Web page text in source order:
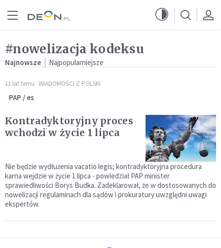
#nowelizacja kodeksu
Najnowsze Najpopularniejsze
11 lat temu WIADOMOŚCI Z POLSKI
PAP / es
Kontradyktoryjny proces
wchodzi w życie 1 lipca
Nie będzie wydłużenia vacatio legis; kontradyktoryjna procedura
karna wejdzie w życie 1 lipca - powiedział PAP minister
sprawiedliwości Borys Budka. Zadeklarował, że w dostosowanych do
nowelizacji regulaminach dla sądów i prokuratury uwzględni uwagi
ekspertów.